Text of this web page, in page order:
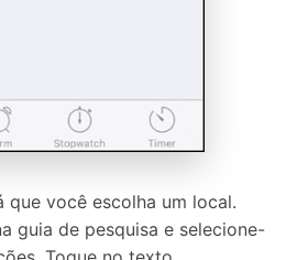
você escolha um local.
guia de pesquisa e selecione-